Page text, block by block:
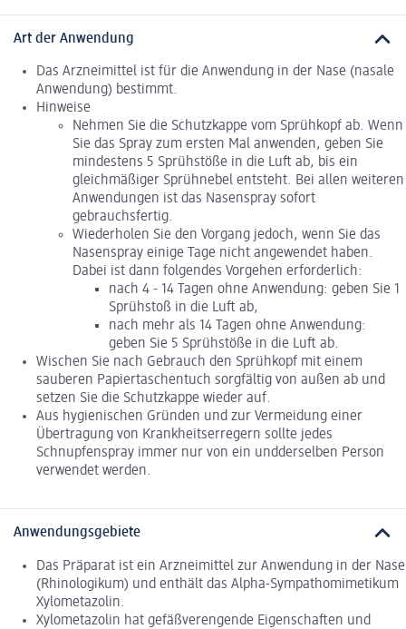
Art der Anwendung
Das Arzneimittel ist für die Anwendung in der Nase (nasale
Anwendung) bestimmt.
Hinweise
Nehmen Sie die Schutzkappe vom Sprühkopf ab. Wenn
Sie das Spray zum ersten Mal anwenden, geben Sie
mindestens 5 Sprühstöße in die Luft ab, bis ein
gleichmäßiger Sprühnebel entsteht. Bei allen weiteren
Anwendungen ist das Nasenspray sofort
gebrauchsfertig.
Wiederholen Sie den Vorgang jedoch, wenn Sie das
Nasenspray einige Tage nicht angewendet haben.
Dabei ist dann folgendes Vorgehen erforderlich:
nach 4 - 14 Tagen ohne Anwendung: geben Sie 1
Sprühstoß in die Luft ab,
nach mehr als 14 Tagen ohne Anwendung:
geben Sie 5 Sprühstöße in die Luft ab.
Wischen Sie nach Gebrauch den Sprühkopf mit einem
sauberen Papiertaschentuch sorgfältig von außen ab und
setzen Sie die Schutzkappe wieder auf.
Aus hygienischen Gründen und zur Vermeidung einer
Übertragung von Krankheitserregern sollte jedes
Schnupfenspray immer nur von ein undderselben Person
verwendet werden.
Anwendungsgebiete
Das Präparat ist ein Arzneimittel zur Anwendung in der Nase
(Rhinologikum) und enthält das Alpha-Sympathomimetikum
Xylometazolin.
Xylometazolin hat gefäßverengende Eigenschaften und